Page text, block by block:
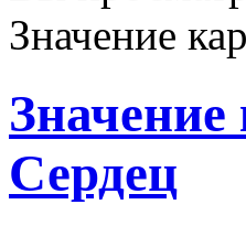
Значение
Сердец